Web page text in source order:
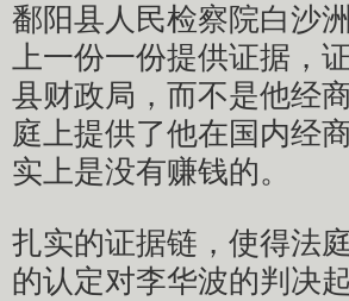
鄱阳县人民检察院白沙
上一份一份提供证据，
县财政局，而不是他经
庭上提供了他在国内经
实上是没有赚钱的。
扎实的证据链，使得法
的认定对李华波的判决